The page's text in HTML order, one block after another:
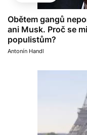
Obětem gangů
ani Musk. Proč se
populistům?
Antonín Handl